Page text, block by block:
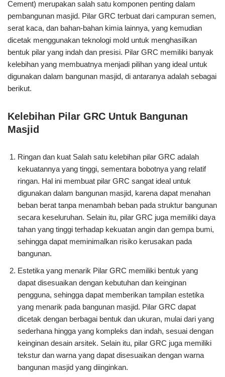
Cement) merupakan salah satu komponen penting dalam
pembangunan masjid. Pilar GRC terbuat dari campuran semen,
serat kaca, dan bahan-bahan kimia lainnya, yang kemudian
dicetak menggunakan teknologi mold untuk menghasilkan
bentuk pilar yang indah dan presisi. Pilar GRC memiliki banyak
kelebihan yang membuatnya menjadi pilihan yang ideal untuk
digunakan dalam bangunan masjid, di antaranya adalah sebagai
berikut.
Kelebihan Pilar GRC Untuk Bangunan
Masjid
Ringan dan kuat Salah satu kelebihan pilar GRC adalah
kekuatannya yang tinggi, sementara bobotnya yang relatif
ringan. Hal ini membuat pilar GRC sangat ideal untuk
digunakan dalam bangunan masjid, karena dapat menahan
beban berat tanpa menambah beban pada struktur bangunan
secara keseluruhan. Selain itu, pilar GRC juga memiliki daya
tahan yang tinggi terhadap kekuatan angin dan gempa bumi,
sehingga dapat meminimalkan risiko kerusakan pada
bangunan.
Estetika yang menarik Pilar GRC memiliki bentuk yang
dapat disesuaikan dengan kebutuhan dan keinginan
pengguna, sehingga dapat memberikan tampilan estetika
yang menarik pada bangunan masjid. Pilar GRC dapat
dicetak dengan berbagai bentuk dan ukuran, mulai dari yang
sederhana hingga yang kompleks dan indah, sesuai dengan
keinginan desain arsitek. Selain itu, pilar GRC juga memiliki
tekstur dan warna yang dapat disesuaikan dengan warna
bangunan masjid yang diinginkan.